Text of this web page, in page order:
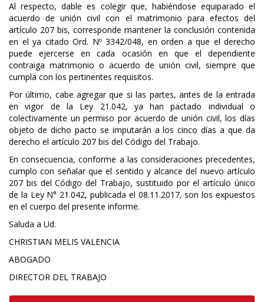
Al respecto, dable es colegir que, habiéndose equiparado el
acuerdo de unión civil con el matrimonio para efectos del
artículo 207 bis, corresponde mantener la conclusión contenida
en el ya citado Ord. Nº 3342/048, en orden a que el derecho
puede ejercerse en cada ocasión en que el dependiente
contraiga matrimonio o acuerdo de unión civil, siempre que
cumpla con los pertinentes requisitos.
Por último, cabe agregar que si las partes, antes de la entrada
en vigor de la Ley 21.042, ya han pactado individual o
colectivamente un permiso por acuerdo de unión civil, los días
objeto de dicho pacto se imputarán a los cinco días a que da
derecho el artículo 207 bis del Código del Trabajo.
En consecuencia, conforme a las consideraciones precedentes,
cumplo con señalar que el sentido y alcance del nuevo artículo
207 bis del Código del Trabajo, sustituido por el artículo único
de la Ley N° 21.042, publicada el 08.11.2017, son los expuestos
en el cuerpo del presente informe.
Saluda a Ud.
CHRISTIAN MELIS VALENCIA
ABOGADO
DIRECTOR DEL TRABAJO